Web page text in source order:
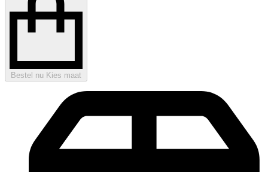
Bestel nu Kies maat